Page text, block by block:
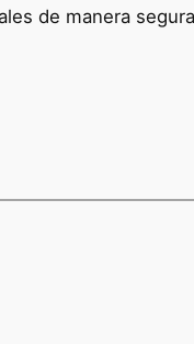
de manera